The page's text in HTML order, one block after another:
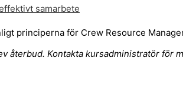
samarbete
principerna för Crew Resource
återbud. Kontakta kursadministratör för